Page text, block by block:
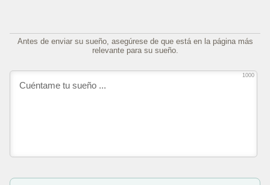
Antes de enviar su sueño, asegúrese de que está en la página más
relevante para su sueño.
1000